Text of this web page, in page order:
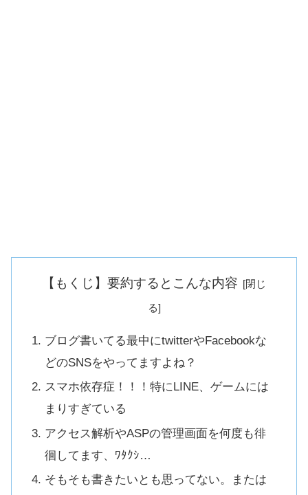
【もくじ】要約するとこんな内容
ブログ書いてる最中にtwitterやFacebookな
どのSNSをやってますよね？
スマホ依存症！！！特にLINE、ゲームには
まりすぎている
アクセス解析やASPの管理画面を何度も徘
徊してます、ﾜﾀｸｼ…
そもそも書きたいとも思ってない。または